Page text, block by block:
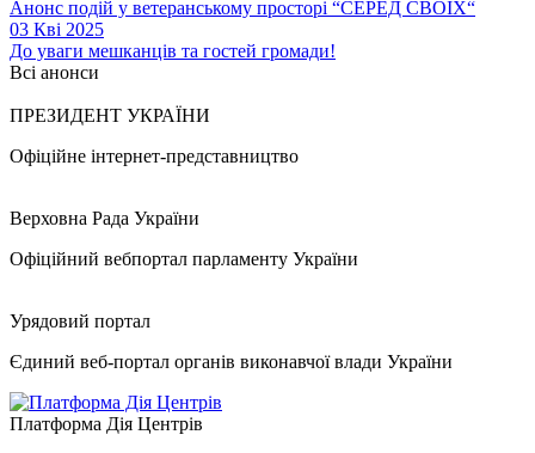
Анонс подій у ветеранському просторі “СЕРЕД СВОЇХ“
03 Кві 2025
До уваги мешканців та гостей громади!
Всі анонси
ПРЕЗИДЕНТ УКРАЇНИ
Офіційне інтернет-представництво
Верховна Рада України
Офіційний вебпортал парламенту України
Урядовий портал
Єдиний веб-портал органів виконавчої влади України
Платформа Дія Центрів